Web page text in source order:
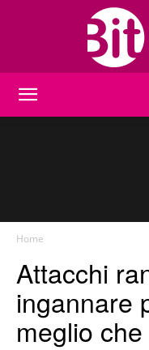
Home
Attacchi
ingannare
meglio